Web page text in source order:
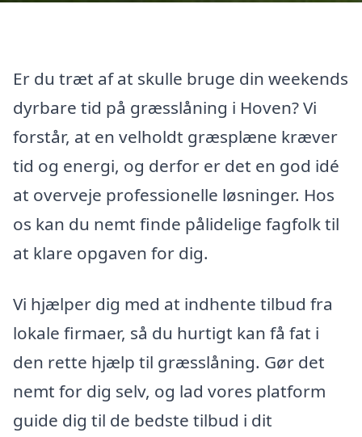
Er du træt af at skulle bruge din weekends
dyrbare tid på græsslåning i Hoven? Vi
forstår, at en velholdt græsplæne kræver
tid og energi, og derfor er det en god idé
at overveje professionelle løsninger. Hos
os kan du nemt finde pålidelige fagfolk til
at klare opgaven for dig.
Vi hjælper dig med at indhente tilbud fra
lokale firmaer, så du hurtigt kan få fat i
den rette hjælp til græsslåning. Gør det
nemt for dig selv, og lad vores platform
guide dig til de bedste tilbud i dit